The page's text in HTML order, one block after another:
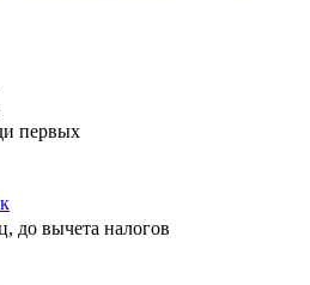
первых
до вычета налогов